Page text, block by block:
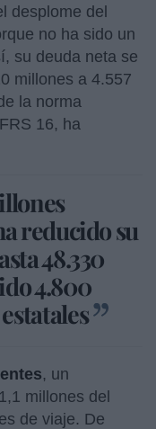
desplome del
no ha sido un
su deuda neta se
millones a 4.557
la norma
16, ha
reducido su
48.330
4.800
, un
millones del
de viaje. De